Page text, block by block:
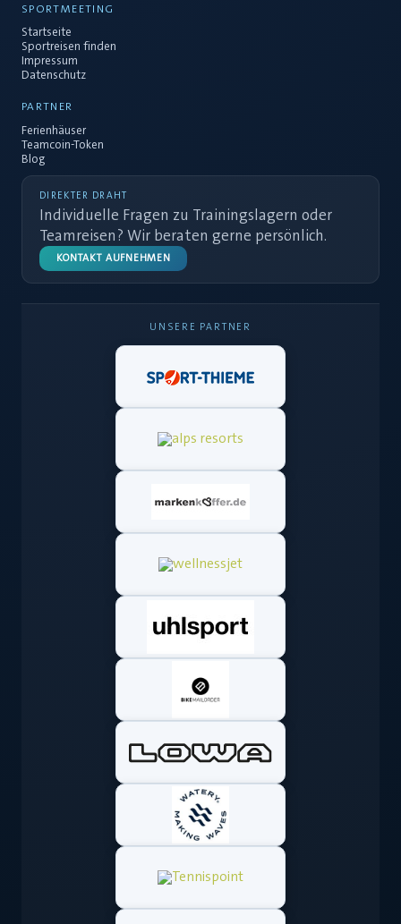
SPORTMEETING
Startseite
Sportreisen finden
Impressum
Datenschutz
PARTNER
Ferienhäuser
Teamcoin-Token
Blog
DIREKTER DRAHT
Individuelle Fragen zu Trainingslagern oder
Teamreisen? Wir beraten gerne persönlich.
KONTAKT AUFNEHMEN
UNSERE PARTNER